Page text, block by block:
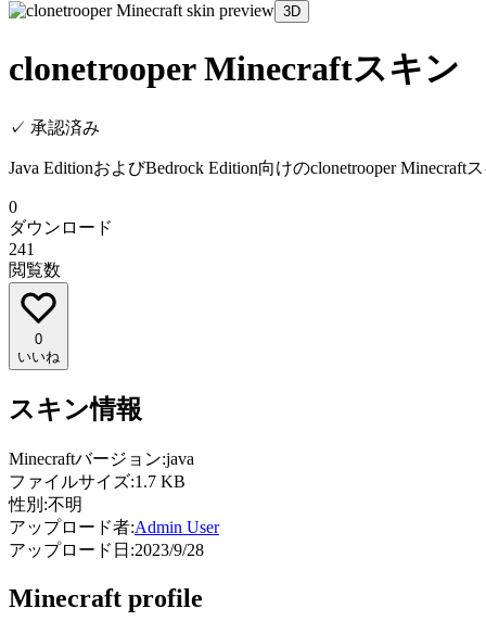
3D
clonetrooper Minecraftスキン
✓ 承認済み
Java EditionおよびBedrock Edition向けのclonetrooper
0
ダウンロード
241
閲覧数
0
いいね
スキン情報
Minecraftバージョン:java
ファイルサイズ:1.7 KB
性別:不明
アップロード者:Admin User
アップロード日:2023/9/28
Minecraft profile